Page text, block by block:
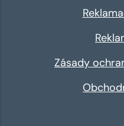
Zásady